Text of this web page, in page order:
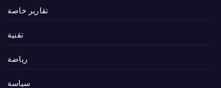
تقارير خاصة
تقنية
رياضة
سياسة